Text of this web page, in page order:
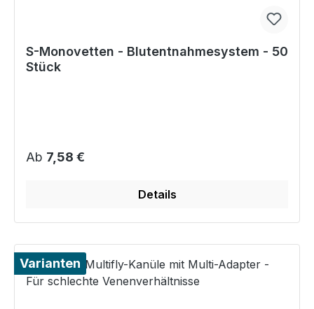
S-Monovetten - Blutentnahmesystem - 50
Stück
Regulärer Preis:
Ab 7,58 €
Details
Varianten